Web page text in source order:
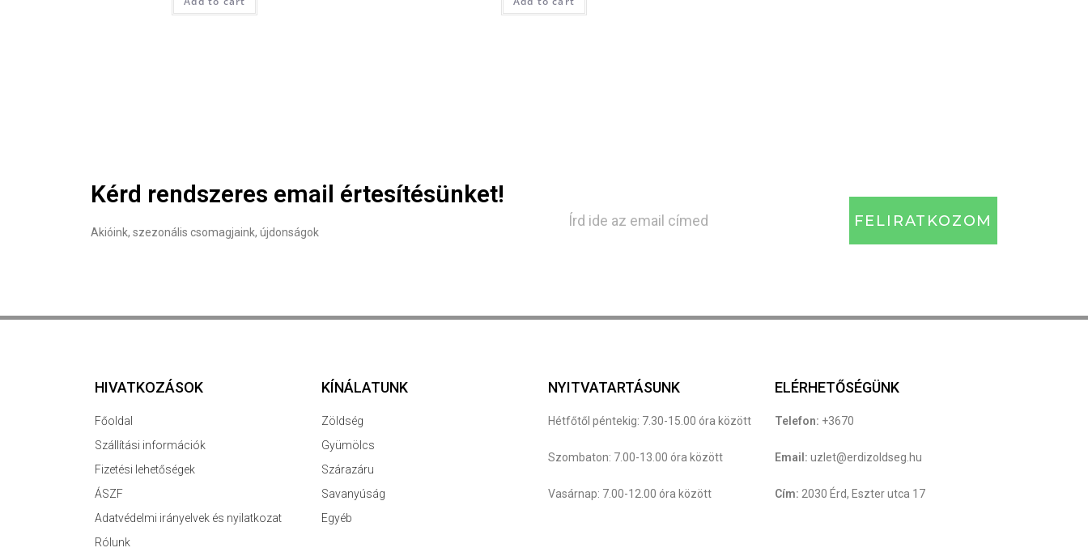
Kérd rendszeres email értesítésünket!
Akióink, szezonális csomagjaink, újdonságok
FELIRATKOZOM
HIVATKOZÁSOK
Főoldal
Szállítási információk
Fizetési lehetőségek
ÁSZF
Adatvédelmi irányelvek és nyilatkozat
Rólunk
KÍNÁLATUNK
Zöldség
Gyümölcs
Szárazáru
Savanyúság
Egyéb
NYITVATARTÁSUNK
Hétfőtől péntekig: 7.30-15.00 óra között
Szombaton: 7.00-13.00 óra között
Vasárnap: 7.00-12.00 óra között
ELÉRHETŐSÉGÜNK
Telefon: +3670
Email: uzlet@erdizoldseg.hu
Cím: 2030 Érd, Eszter utca 17